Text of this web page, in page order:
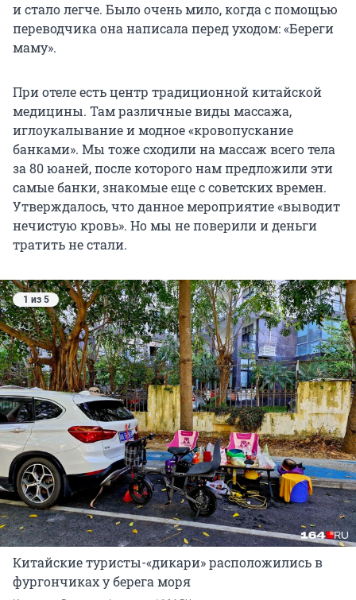
и стало легче. Было очень мило, когда с помощью
переводчика она написала перед уходом: «Береги
маму».
При отеле есть центр традиционной китайской
медицины. Там различные виды массажа,
иглоукалывание и модное «кровопускание
банками». Мы тоже сходили на массаж всего тела
за 80 юаней, после которого нам предложили эти
самые банки, знакомые еще с советских времен.
Утверждалось, что данное мероприятие «выводит
нечистую кровь». Но мы не поверили и деньги
тратить не стали.
1 из 5
Китайские туристы-«дикари» расположились в
фургончиках у берега моря